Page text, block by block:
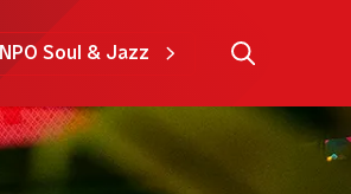
NPO Soul & Jazz